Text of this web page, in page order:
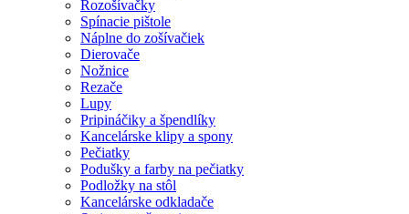
Rozošívačky
Spínacie pištole
Náplne do zošívačiek
Dierovače
Nožnice
Rezače
Lupy
Pripináčiky a špendlíky
Kancelárske klipy a spony
Pečiatky
Podušky a farby na pečiatky
Podložky na stôl
Kancelárske odkladače